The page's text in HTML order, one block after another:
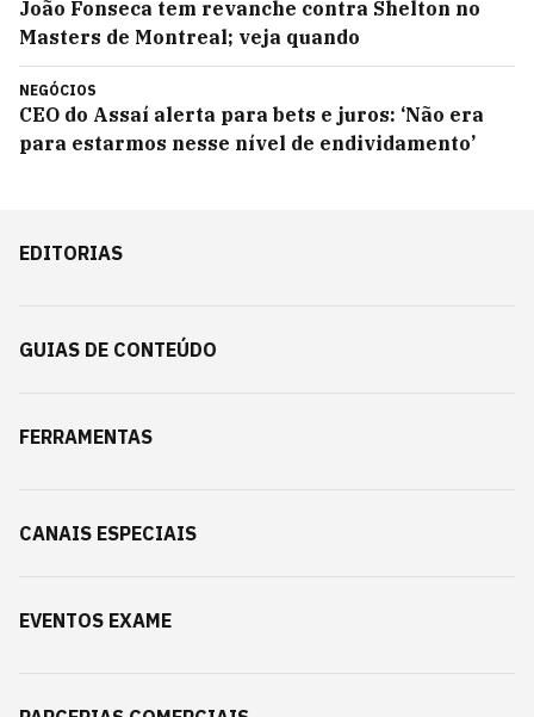
João Fonseca tem revanche contra Shelton no
Masters de Montreal; veja quando
NEGÓCIOS
CEO do Assaí alerta para bets e juros: ‘Não era
para estarmos nesse nível de endividamento’
EDITORIAS
GUIAS DE CONTEÚDO
FERRAMENTAS
CANAIS ESPECIAIS
EVENTOS EXAME